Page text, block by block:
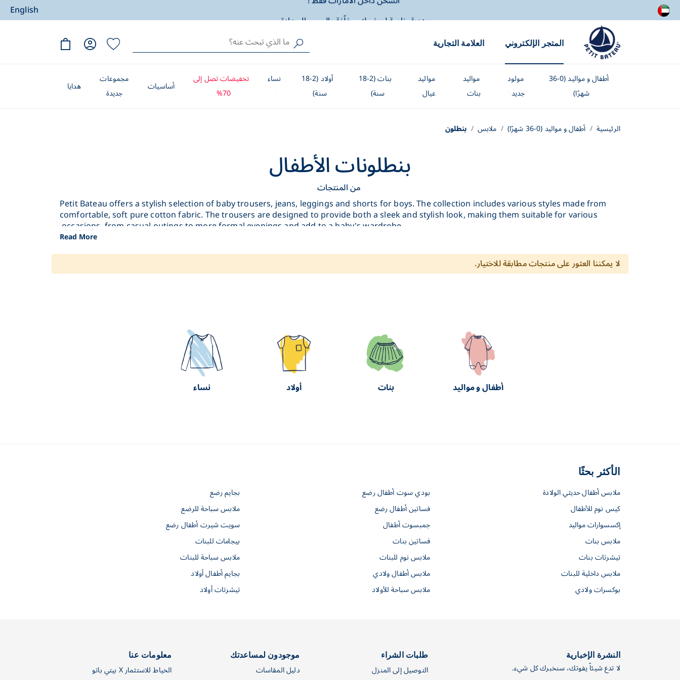
هدية خاصة لصغيرك، مغلّفة بالحب والسعادة
الشحن داخل الامارات فقط !
هدية خاصة لصغيرك، مغلّفة بالحب والسعادة
English
المتجر الإلكتروني العلامة التجارية
أطفال و مواليد (0-36
شهرًا)
مولود
جديد
مواليد
بنات
مواليد
عيال
بنات (2-18
سنة)
أولاد (2-18
سنة)
نساء
تخفيضات تصل إلى
70%
أساسيات
مجموعات
جديدة
هدايا
الرئيسية أطفال و مواليد (0-36 شهرًا) ملابس بنطلون
بنطلونات الأطفال
من المنتجات
Petit Bateau offers a stylish selection of baby trousers, jeans, leggings and shorts for boys. The collection includes various styles made from
comfortable, soft pure cotton fabric. The trousers are designed to provide both a sleek and stylish look, making them suitable for various
occasions, from casual outings to more formal evenings and add to a baby's wardrobe.
Read More
لا يمكننا العثور على منتجات مطابقة للاختيار.
أطفال و مواليد بنات أولاد نساء
الأكثر بحثًا
ملابس أطفال حديثي الولادة بودي سوت أطفال رضع
بجايم رضع
كيس نوم للأطفال
فساتين أطفال رضع
ملابس سباحة للرضع
إكسسوارات مواليد
جمبسوت أطفال
سويت شيرت أطفال رضع
ملابس بنات
فساتين بنات
بيجامات للبنات
تيشرتات بنات
ملابس نوم للبنات
ملابس سباحة للبنات
ملابس داخلية للبنات
ملابس أطفال ولادي
بجايم أطفال أولاد
بوكسرات ولادي
ملابس سباحة للأولاد تيشرتات أولاد
النشرة الإخبارية
لا تدع شيئاً يفوتك، سنخبرك كل شيء.
طلبات الشراء
التوصيل إلى المنزل
موجودون لمساعدتك
دليل المقاسات
معلومات عنا
الخياط للاستثمار X بيتي باتو